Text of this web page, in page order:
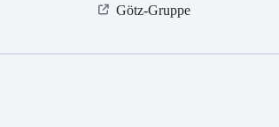
Götz-Gruppe